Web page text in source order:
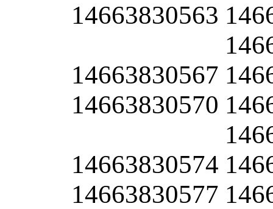
14663830563
14663830567
14663830570
14663830574
14663830577